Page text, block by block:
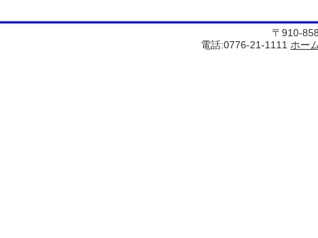
〒910-
電話:0776-21-1111 ホー